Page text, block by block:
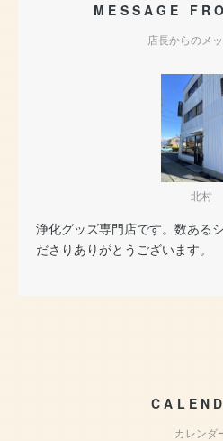
MESSAGE
店長からのメ
北村
浄化グッズ専門店です。数ある
ださりありがとうございます。
カレンダ